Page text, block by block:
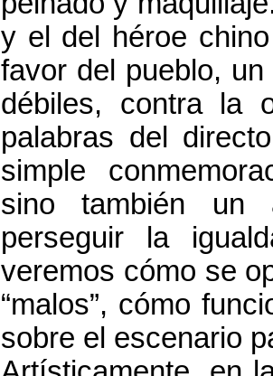
y el del héroe
favor del pueblo,
débiles, contra la
palabras del
simple
sino también un
perseguir la
veremos cómo se
“malos”, cómo
sobre el escenario